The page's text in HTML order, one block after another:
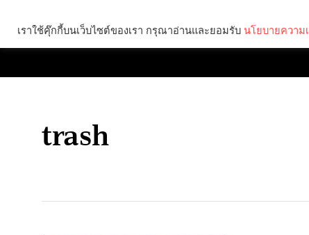
trash
เราใช้คุ๊กกี้บนเว็บไซต์ของเรา กรุณาอ่านและยอมรับ นโยบายความ